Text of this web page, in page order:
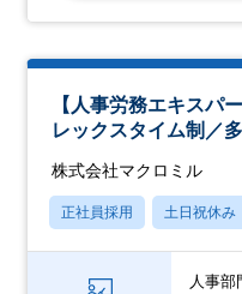
【人事労務エキスパ
レックスタイム制／
株式会社マクロミル
正社員採用 土日祝休み
人事